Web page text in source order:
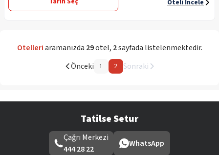
Oteli İncele
Otelleriaramanızda 29otel, 2sayfada listelenmektedir.
Önceki 1 2 Sonraki
Tatilse Setur
Çağrı Merkezi
444 28 22
WhatsApp